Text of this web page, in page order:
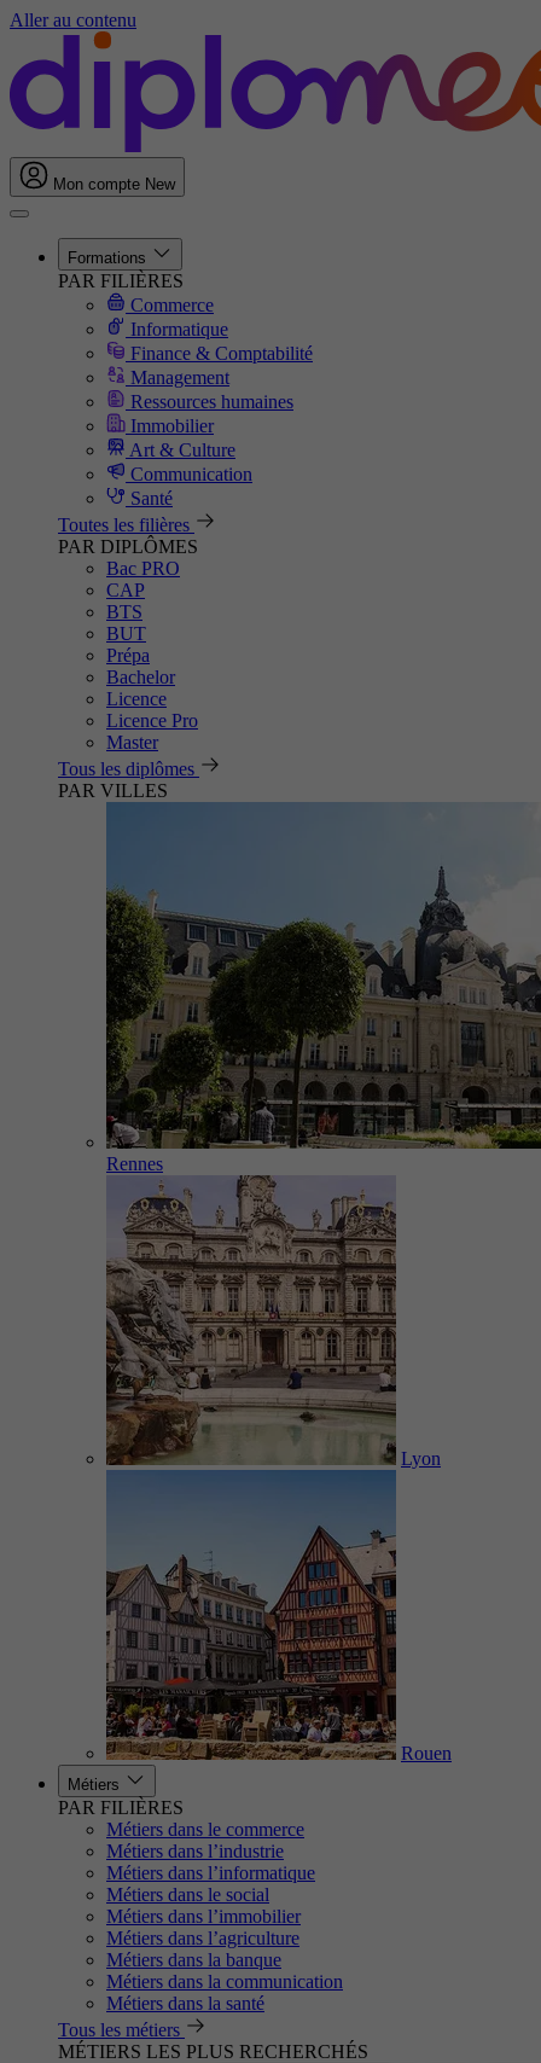
Aller au contenu
Mon compte New
Formations
PAR FILIÈRES
Commerce
Informatique
Finance & Comptabilité
Management
Ressources humaines
Immobilier
Art & Culture
Communication
Santé
Toutes les filières
PAR DIPLÔMES
Bac PRO
CAP
BTS
BUT
Prépa
Bachelor
Licence
Licence Pro
Master
Tous les diplômes
PAR VILLES
Rennes
Lyon
Rouen
Métiers
PAR FILIÈRES
Métiers dans le commerce
Métiers dans l’industrie
Métiers dans l’informatique
Métiers dans le social
Métiers dans l’immobilier
Métiers dans l’agriculture
Métiers dans la banque
Métiers dans la communication
Métiers dans la santé
Tous les métiers
MÉTIERS LES PLUS RECHERCHÉS